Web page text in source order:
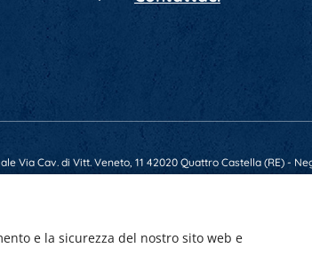
Via Cav. di Vitt. Veneto, 11 42020 Quattro Castella (RE) -
e la sicurezza del nostro sito web e